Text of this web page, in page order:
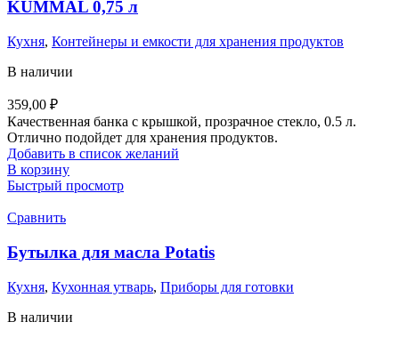
KUMMAL 0,75 л
Кухня, Контейнеры и емкости для хранения продуктов
В наличии
359,00 ₽
Качественная банка с крышкой, прозрачное стекло, 0.5 л.
Отлично подойдет для хранения продуктов.
Добавить в список желаний
В корзину
Быстрый просмотр
Сравнить
Бутылка для масла Potatis
Кухня, Кухонная утварь, Приборы для готовки
В наличии